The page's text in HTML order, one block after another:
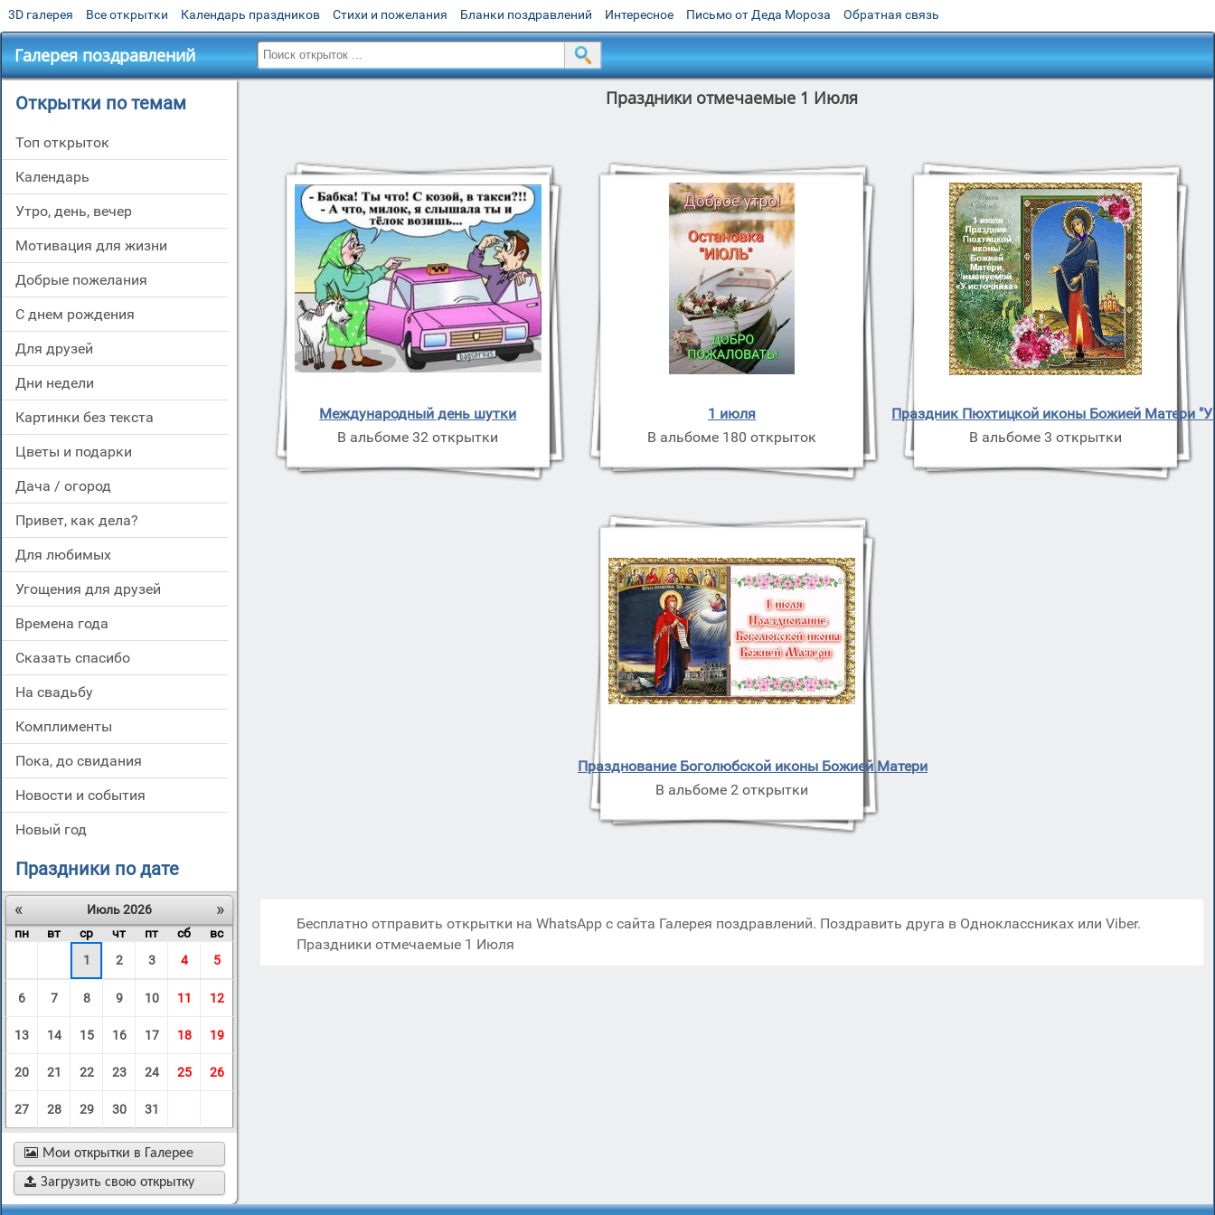
3D галерея Все открытки Календарь праздников Стихи и пожелания Бланки поздравлений Интересное Письмо от Деда Мороза Обратная связь
Галерея поздравлений
Открытки по темам
Топ открыток
Календарь
утро, день, вечер
мотивация для жизни
добрые пожелания
c днем рождения
для друзей
дни недели
картинки без текста
цветы и подарки
дача / огород
привет, как дела?
для любимых
угощения для друзей
времена года
сказать спасибо
на свадьбу
комплименты
пока, до свидания
новости и события
новый год
Праздники по дате
«
»
Июль 2026
пн
вт ср чт пт сб
вс
1
2 3 4 5
6 7 8 9 10 11 12
13 14 15 16 17 18 19
20 21 22 23 24 25 26
27 28 29 30 31
 Мои открытки в Галерее
 Загрузить свою открытку
Праздники отмечаемые 1 Июля
Международный день шутки
В альбоме 32 открытки
1 июля
В альбоме 180 открыток
Праздник Пюхтицкой иконы Божией Матери "У
В альбоме 3 открытки
Празднование Боголюбской иконы Божией Матери
В альбоме 2 открытки
Бесплатно отправить открытки на WhatsApp с сайта Галерея поздравлений. Поздравить друга в Одноклассниках или Viber.
Праздники отмечаемые 1 Июля